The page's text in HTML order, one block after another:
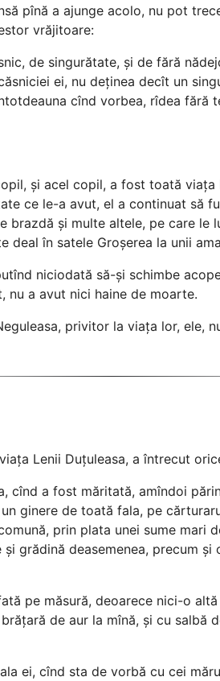
pînă a ajunge acolo, nu pot
vrăjitoare:
de singurătate, și de fără
ei, nu deținea decît un
cînd vorbea, rîdea fără
și acel copil, a fost toată
ce le-a avut, el a continuat să
brazdă și multe altele, pe care le
deal în satele Groșerea la unii
niciodată să-și schimbe
nu a avut nici haine de moarte.
privitor la viața lor, ele,
Lenii Duțuleasa, a întrecut
cînd a fost măritată, amîndoi
ginere de toată fala, pe
prin plata unei sume mari
grădină deasemenea, precum
pe măsură, deoarece nici-o
de aur la mînă, și cu salbă
ei, cînd sta de vorbă cu cei